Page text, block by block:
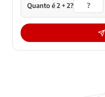
Quanto é 2 + 2?